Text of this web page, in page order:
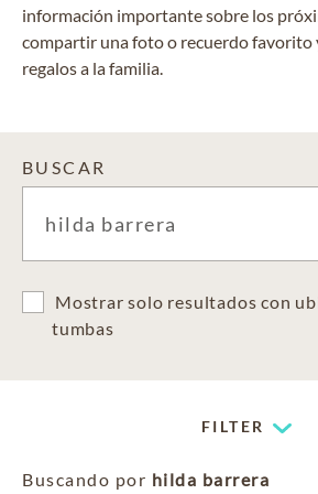
información importante sobre los
compartir una foto o recuerdo favorito
regalos a la familia.
BUSCAR
Mostrar solo resultados con
tumbas
FILTER
Buscando por hilda barrera